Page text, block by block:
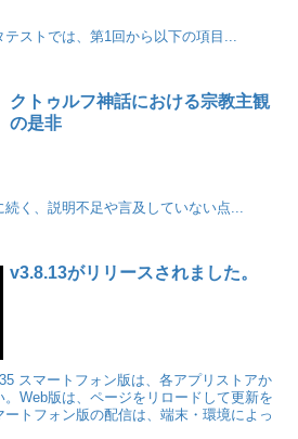
ストでは、第1回から以下の項目...
クトゥルフ神話における宗教主観
の是非
く、説明不足や言及していない点...
v3.8.13がリリースされました。
スマートフォン版は、各アプリストアか
Web版は、ページをリロードして更新を
トフォン版の配信は、端末・環境によっ